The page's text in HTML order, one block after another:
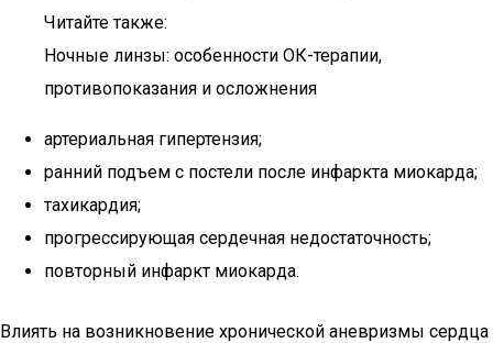
Читайте также:
Ночные линзы: особенности ОК-терапии,
противопоказания и осложнения
артериальная гипертензия;
ранний подъем с постели после инфаркта миокарда;
тахикардия;
прогрессирующая сердечная недостаточность;
повторный инфаркт миокарда.
Влиять на возникновение хронической аневризмы сердца